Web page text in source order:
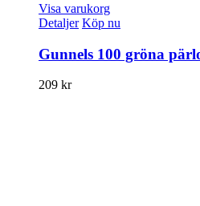
Visa varukorg
Detaljer Köp nu
Gunnels 100 gröna
209 kr